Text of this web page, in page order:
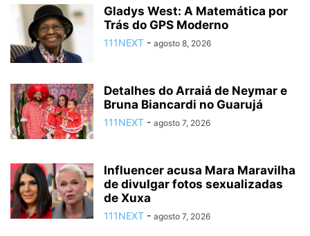
Gladys West: A Matemática por
Trás do GPS Moderno
111NEXT - agosto 8, 2026
Detalhes do Arraiá de Neymar e
Bruna Biancardi no Guarujá
111NEXT - agosto 7, 2026
Influencer acusa Mara Maravilha
de divulgar fotos sexualizadas
de Xuxa
111NEXT - agosto 7, 2026